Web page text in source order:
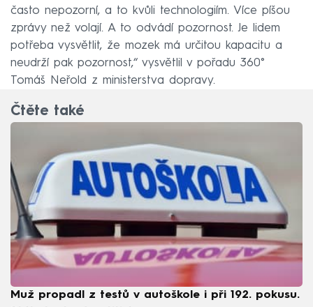
často nepozorní, a to kvůli technologiím. Více píšou
zprávy než volají. A to odvádí pozornost. Je lidem
potřeba vysvětlit, že mozek má určitou kapacitu a
neudrží pak pozornost,“ vysvětlil v pořadu 360°
Tomáš Neřold z ministerstva dopravy.
Čtěte také
Muž propadl z testů v autoškole i při 192. pokusu.